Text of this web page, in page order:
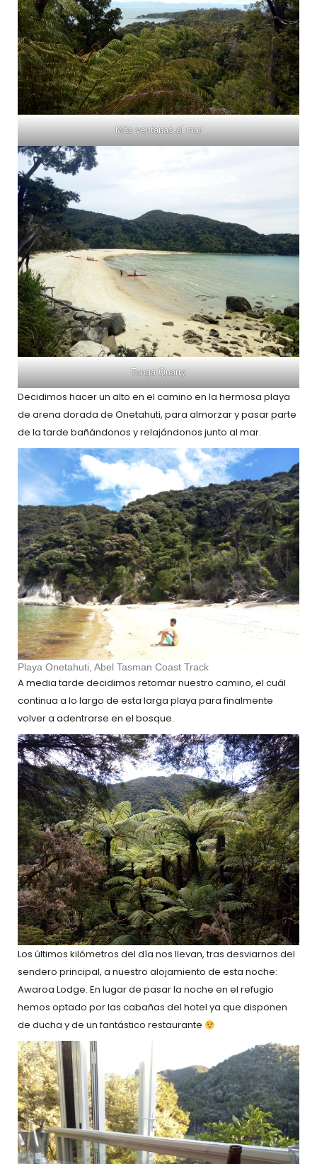
Más ventanas al mar
Tonga Quarry
Decidimos hacer un alto en el camino en la hermosa playa
de arena dorada de Onetahuti, para almorzar y pasar parte
de la tarde bañándonos y relajándonos junto al mar.
Playa Onetahuti, Abel Tasman Coast Track
A media tarde decidimos retomar nuestro camino, el cuál
continua a lo largo de esta larga playa para finalmente
volver a adentrarse en el bosque.
Los últimos kilómetros del día nos llevan, tras desviarnos del
sendero principal, a nuestro alojamiento de esta noche:
Awaroa Lodge. En lugar de pasar la noche en el refugio
hemos optado por las cabañas del hotel ya que disponen
de ducha y de un fantástico restaurante